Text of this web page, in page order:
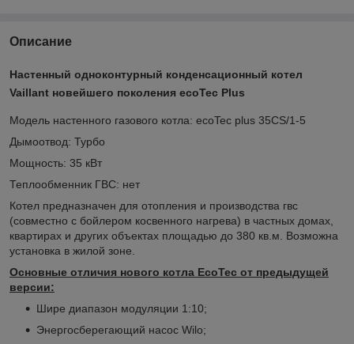
Описание
Настенный одноконтурный конденсационный котел
Vaillant новейшего поколения ecoTec Plus
Модель настенного газового котла: ecoTec plus 35CS/1-5
Дымоотвод: Турбо
Мощность: 35 кВт
Теплообменник ГВС: нет
Котел предназначен для отопления и производства гвс
(совместно с бойлером косвенного нагрева) в частных домах,
квартирах и других объектах площадью до 380 кв.м. Возможна
установка в жилой зоне.
Основные отличия нового котла EcoTec от предыдущей
версии:
Шире диапазон модуляции 1:10;
Энергосберегающий насос Wilo;